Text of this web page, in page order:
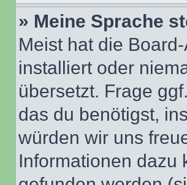
» Meine Sprache
Meist hat die
installiert oder
übersetzt. Frage
das du benötigst,
würden wir uns
Informationen dazu